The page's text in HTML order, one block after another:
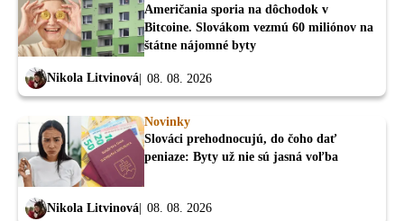
Američania sporia na dôchodok v
Bitcoine. Slovákom vezmú 60 miliónov na
štátne nájomné byty
Nikola Litvinová 08. 08. 2026
Novinky
Slováci prehodnocujú, do čoho dať
peniaze: Byty už nie sú jasná voľba
Nikola Litvinová 08. 08. 2026